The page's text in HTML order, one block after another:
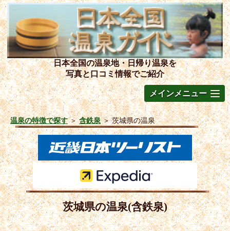
日本全国の温泉地・日帰り温泉を
写真と口コミ情報でご紹介
メインメニュー
温泉の特徴で探す＞含鉄泉＞茨城県の温泉
茨城県の温泉(含鉄泉)